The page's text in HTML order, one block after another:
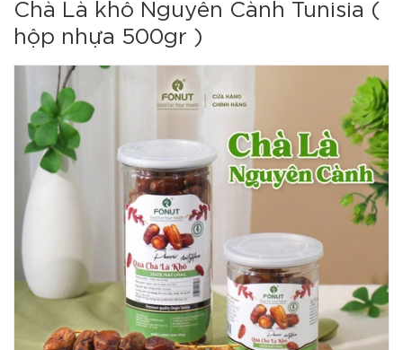
Chà Là khô Nguyên Cành Tunisia (
hộp nhựa 500gr )